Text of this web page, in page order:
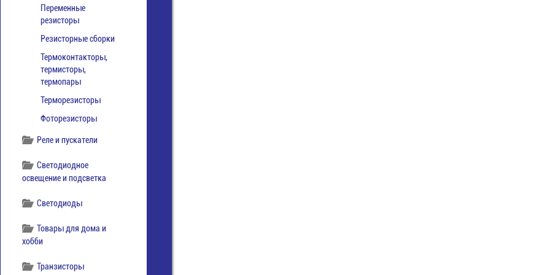
Переменные
резисторы
Резисторные сборки
Термоконтакторы,
термисторы,
термопары
Терморезисторы
Фоторезисторы
Реле и пускатели
Светодиодное
освещение и подсветка
Светодиоды
Товары для дома и
хобби
Транзисторы